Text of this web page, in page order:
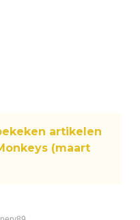
artikelen
(maart